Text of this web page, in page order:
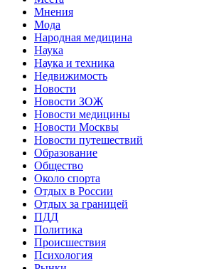
Мнения
Мода
Народная медицина
Наука
Наука и техника
Недвижимость
Новости
Новости ЗОЖ
Новости медицины
Новости Москвы
Новости путешествий
Образование
Общество
Около спорта
Отдых в России
Отдых за границей
ПДД
Политика
Происшествия
Психология